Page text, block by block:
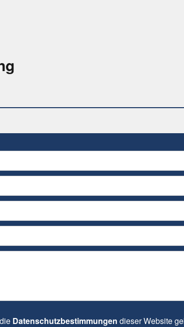
Datenschutzbestimmungen dieser Website